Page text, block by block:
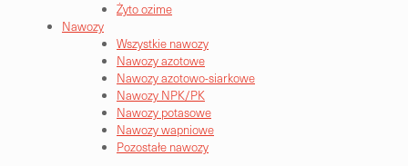
Żyto ozime
Nawozy
Wszystkie nawozy
Nawozy azotowe
Nawozy azotowo-siarkowe
Nawozy NPK/PK
Nawozy potasowe
Nawozy wapniowe
Pozostałe nawozy